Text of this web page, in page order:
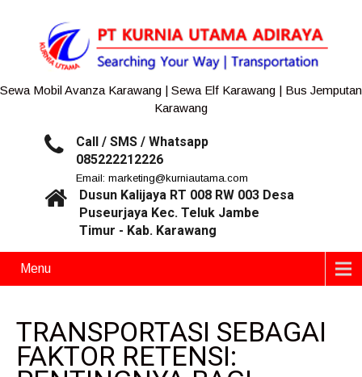
Sewa Mobil Avanza Karawang | Sewa Elf Karawang | Bus Jemputan
Karawang
Call / SMS / Whatsapp
085222212226
Email: marketing@kurniautama.com
Dusun Kalijaya RT 008 RW 003 Desa
Puseurjaya Kec. Teluk Jambe
Timur - Kab. Karawang
Menu
TRANSPORTASI SEBAGAI
FAKTOR RETENSI: